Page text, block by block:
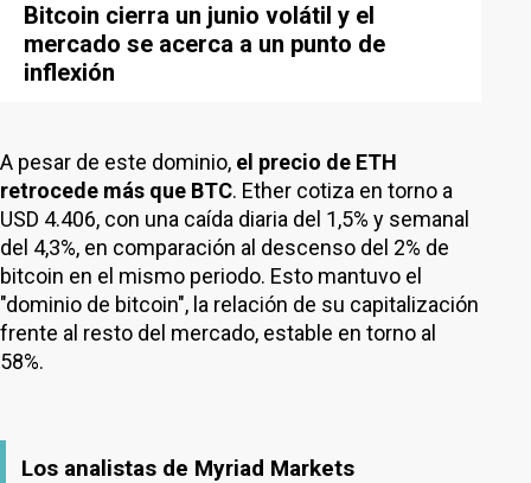
Bitcoin cierra un junio volátil y el
mercado se acerca a un punto de
inflexión
A pesar de este dominio, el precio de ETH
retrocede más que BTC. Ether cotiza en torno a
USD 4.406, con una caída diaria del 1,5% y semanal
del 4,3%, en comparación al descenso del 2% de
bitcoin en el mismo periodo. Esto mantuvo el
"dominio de bitcoin", la relación de su capitalización
frente al resto del mercado, estable en torno al
58%.
Los analistas de Myriad Markets